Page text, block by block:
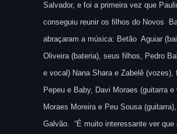
Salvador, e foi a primeira vez que
conseguiu reunir os filhos do Novos
abraçaram a música: Betão Aguiar
Oliveira (bateria), seus filhos, Pedro
e vocal) Nana Shara e Zabelê (vozes),
Pepeu e Baby, Davi Moraes (guitarra
Moraes Moreira e Peu Sousa
Galvão. “É muito interessante ver que